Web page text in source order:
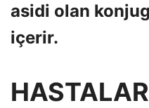
asidi olan
içerir.